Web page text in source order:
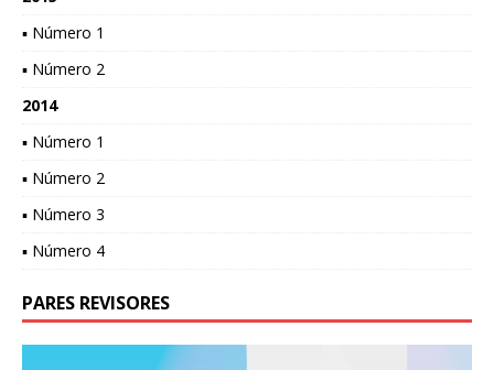
▪ Número 1
▪ Número 2
2014
▪ Número 1
▪ Número 2
▪ Número 3
▪ Número 4
PARES REVISORES